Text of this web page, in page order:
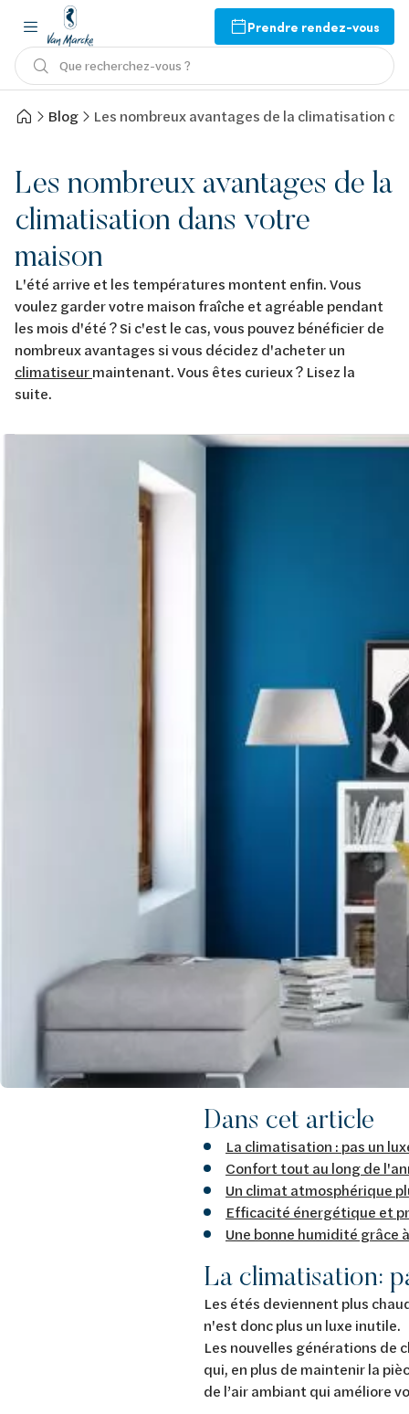
Prendre rendez-vous
Que recherchez-vous ?
Blog Les nombreux avantages de la climatisation
Les nombreux avantages de la
climatisation dans votre
maison
L'été arrive et les températures montent enfin. Vous
voulez garder votre maison fraîche et agréable pendant
les mois d'été ? Si c'est le cas, vous pouvez bénéficier de
nombreux avantages si vous décidez d'acheter un
climatiseurmaintenant. Vous êtes curieux ? Lisez la
suite.
Afbeelding
Dans cet article
La climatisation : pas un
Confort tout au long de
Un climat atmosphérique
Efficacité énergétique et
Une bonne humidité grâce
La climatisation:
Les étés deviennent plus
n'est donc plus un luxe inutile.
Les nouvelles générations de
qui, en plus de maintenir la
de l’air ambiant qui améliore